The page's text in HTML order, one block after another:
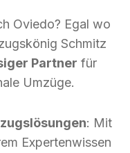
Oviedo? Egal wo
Schmitz
Partner für
Umzüge.
: Mit
Expertenwissen